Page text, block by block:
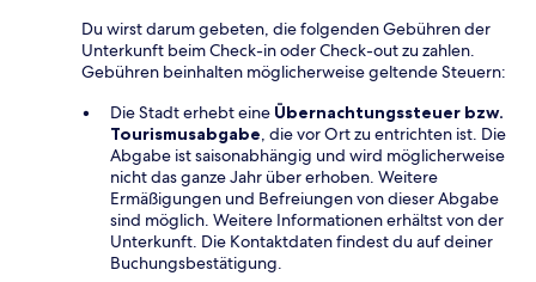
Du wirst darum gebeten, die folgenden Gebühren der
Unterkunft beim Check-in oder Check-out zu zahlen.
Gebühren beinhalten möglicherweise geltende Steuern:
Die Stadt erhebt eine Übernachtungssteuer bzw.
Tourismusabgabe, die vor Ort zu entrichten ist. Die
Abgabe ist saisonabhängig und wird möglicherweise
nicht das ganze Jahr über erhoben. Weitere
Ermäßigungen und Befreiungen von dieser Abgabe
sind möglich. Weitere Informationen erhältst von der
Unterkunft. Die Kontaktdaten findest du auf deiner
Buchungsbestätigung.